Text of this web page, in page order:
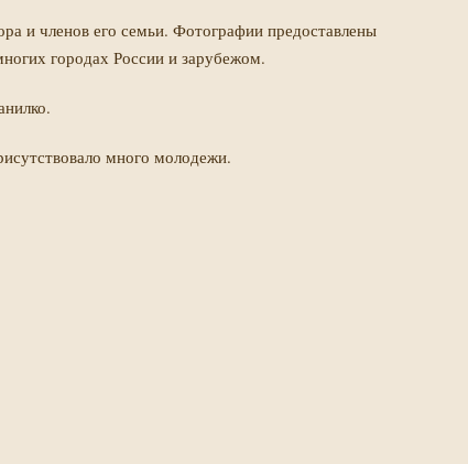
и членов его семьи. Фотографии предоставлены
городах России и зарубежом.
много молодежи.